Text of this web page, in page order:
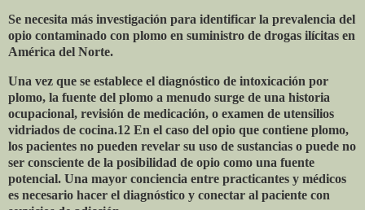
Se necesita más investigación para identificar la prevalencia del
opio contaminado con plomo en suministro de drogas ilícitas en
América del Norte.
Una vez que se establece el diagnóstico de intoxicación por
plomo, la fuente del plomo a menudo surge de una historia
ocupacional, revisión de medicación, o examen de utensilios
vidriados de cocina.12 En el caso del opio que contiene plomo,
los pacientes no pueden revelar su uso de sustancias o puede no
ser consciente de la posibilidad de opio como una fuente
potencial. Una mayor conciencia entre practicantes y médicos
es necesario hacer el diagnóstico y conectar al paciente con